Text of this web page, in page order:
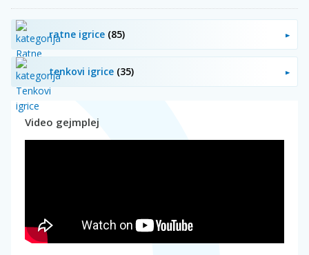
ratne igrice (85)
tenkovi igrice (35)
Video gejmplej